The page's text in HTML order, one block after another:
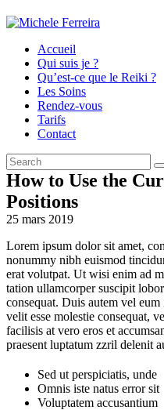
Accueil
Qui suis je ?
Qu’est-ce que le Reiki ?
Les Soins
Rendez-vous
Tarifs
Contact
How to Use the
Positions
25 mars 2019
Lorem ipsum dolor sit amet,
nonummy nibh euismod
erat volutpat. Ut wisi enim ad
tation ullamcorper suscipit
consequat. Duis autem vel
velit esse molestie consequat,
facilisis at vero eros et
praesent luptatum zzril delenit
Sed ut perspiciatis, unde
Omnis iste natus error sit
Voluptatem accusantium